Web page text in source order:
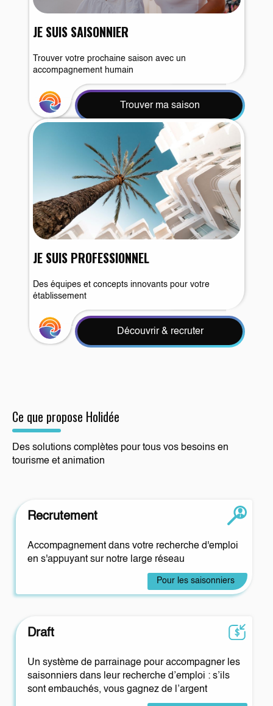
Trouver ma saison
JE SUIS SAISONNIER
Trouver votre prochaine saison avec un
accompagnement humain
Découvrir & recruter
JE SUIS PROFESSIONNEL
Des équipes et concepts innovants pour votre
établissement
Ce que propose Holidée
Des solutions complètes pour tous vos besoins en
tourisme et animation
Recrutement
Accompagnement dans votre recherche d'emploi
en s'appuyant sur notre large réseau
Pour les saisonniers
Draft
Un système de parrainage pour accompagner les
saisonniers dans leur recherche d’emploi : s’ils
sont embauchés, vous gagnez de l’argent